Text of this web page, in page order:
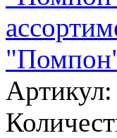
Артикул: